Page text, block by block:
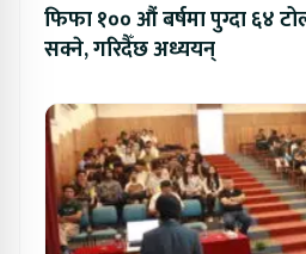
फिफा १०० औं बर्षमा पुग्दा ६४
सक्ने, गरिदैँछ अध्ययन्